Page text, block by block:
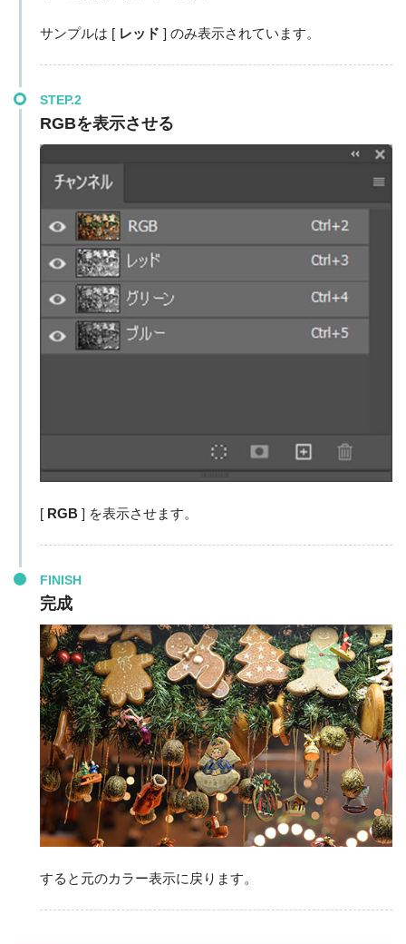
サンプルは [ レッド ] のみ表示されています。
STEP.2
RGBを表示させる
[ RGB] を表示させます。
FINISH
完成
すると元のカラー表示に戻ります。